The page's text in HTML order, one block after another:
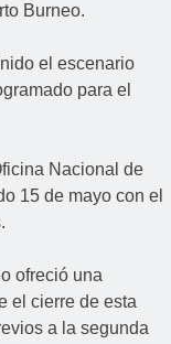
Burneo.
el escenario
para el
Nacional de
15 de mayo con el
ofreció una
el cierre de esta
a la segunda